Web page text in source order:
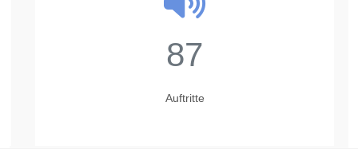
87
Auftritte